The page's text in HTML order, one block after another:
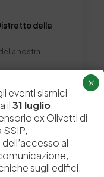
della
nostra
obbligatori sono
eventi sismici
il31 luglio,
ex Olivetti di
SSIP,
al
sugli edifici.
×